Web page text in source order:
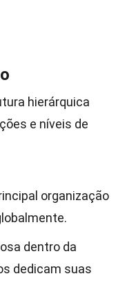
hierárquica
e níveis de
organização
dentro da
dedicam suas